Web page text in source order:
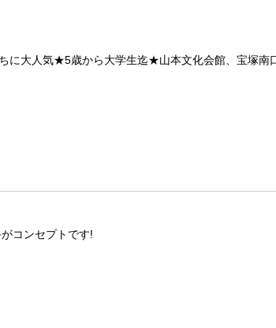
に大人気★5歳から大学生迄★山本文化会館、宝塚南
コンセプトです!